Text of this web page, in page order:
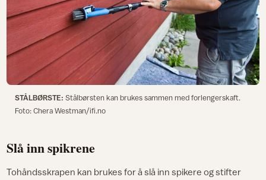
STÅLBØRSTE: Stålbørsten kan brukes sammen med forlengerskaft.
Foto: Chera Westman/ifi.no
Slå inn spikrene
Tohåndsskrapen kan brukes for å slå inn spikere og stifter